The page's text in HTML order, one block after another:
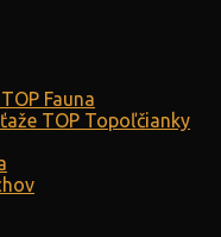
Fauna
TOP Topoľčianky